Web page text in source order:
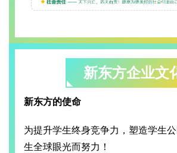
新东方企业文
新东方的使命
为提升学生终身竞争力，塑造学生
生全球眼光而努力！